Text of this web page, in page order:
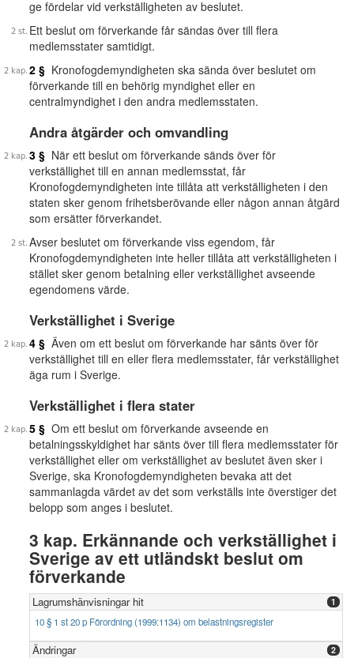
ge fördelar vid verkställigheten av beslutet.
Ett beslut om förverkande får sändas över till flera
medlemsstater samtidigt.
2 § Kronofogdemyndigheten ska sända över beslutet om
förverkande till en behörig myndighet eller en
centralmyndighet i den andra medlemsstaten.
Andra åtgärder och omvandling
3 § När ett beslut om förverkande sänds över för
verkställighet till en annan medlemsstat, får
Kronofogdemyndigheten inte tillåta att verkställigheten i den
staten sker genom frihetsberövande eller någon annan åtgärd
som ersätter förverkandet.
Avser beslutet om förverkande viss egendom, får
Kronofogdemyndigheten inte heller tillåta att verkställigheten i
stället sker genom betalning eller verkställighet avseende
egendomens värde.
Verkställighet i Sverige
4 § Även om ett beslut om förverkande har sänts över för
verkställighet till en eller flera medlemsstater, får verkställighet
äga rum i Sverige.
Verkställighet i flera stater
5 § Om ett beslut om förverkande avseende en
betalningsskyldighet har sänts över till flera medlemsstater för
verkställighet eller om verkställighet av beslutet även sker i
Sverige, ska Kronofogdemyndigheten bevaka att det
sammanlagda värdet av det som verkställs inte överstiger det
belopp som anges i beslutet.
3 kap. Erkännande och verkställighet i
Sverige av ett utländskt beslut om
förverkande
Lagrumshänvisningar hit 1
10 § 1 st 20 p Förordning (1999:1134) om belastningsregister
Ändringar 2